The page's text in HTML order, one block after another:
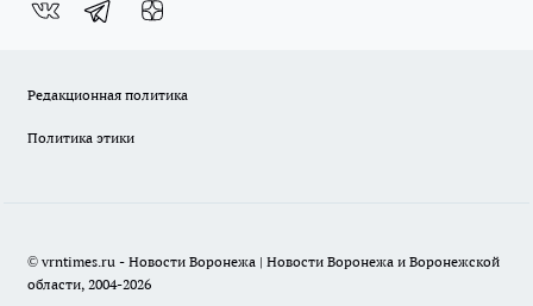
Редакционная политика
Политика этики
© vrntimes.ru - Новости Воронежа | Новости Воронежа и Воронежской
области, 2004-2026